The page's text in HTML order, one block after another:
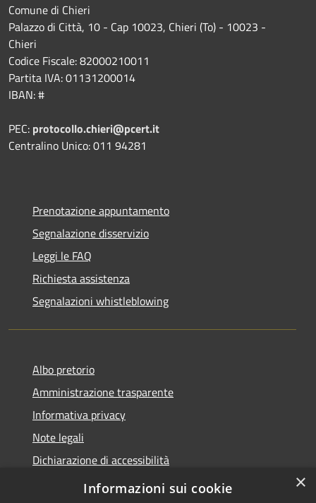
Comune di Chieri
Palazzo di Città, 10 - Cap 10023, Chieri (To) - 10023 -
Chieri
Codice Fiscale: 82000210011
Partita IVA: 01131200014
IBAN: #
PEC: protocollo.chieri@pcert.it
Centralino Unico: 011 94281
Prenotazione appuntamento
Segnalazione disservizio
Leggi le FAQ
Richiesta assistenza
Segnalazioni whistleblowing
Albo pretorio
Amministrazione trasparente
Informativa privacy
Note legali
Dichiarazione di accessibilità
Meccanismo di Feedback
×
Informazioni sui cookie